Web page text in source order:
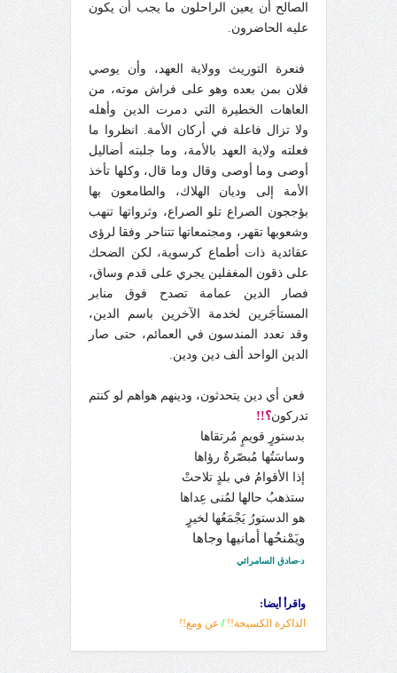
الصالح أن يعين الراحلون ما يجب أن يكون
عليه الحاضرون.
فنعرة التوريث وولاية العهد، وأن يوصي
فلان بمن بعده وهو على فراش موته، من
العاهات الخطيرة التي دمرت الدين وأهله
ولا تزال فاعلة في أركان الأمة. انظروا ما
فعلته ولاية العهد بالأمة، وما جلبته أضاليل
أوصى وما أوصى وقال وما قال، وكلها تأخذ
الأمة إلى وديان الهلاك، والطامعون بها
بؤججون الصراع تلو الصراع، وثرواتها تنهب
وشعوبها تقهر، ومجتمعاتها تتناحر وفقا لرؤى
عقائدية ذات أطماع كرسوية، لكن الضحك
على ذقون المغفلين يجري على قدم وساق،
فصار الدين عمامة تصدح فوق منابر
المستأجَرين لخدمة الآخرين باسم الدين،
وقد تعدد المندسون في العمائم، حتى صار
الدين الواحد ألف دين ودين.
فعن أي دين يتحدثون، ودينهم هواهم لو كنتم
تدركون؟!!
بدستورٍ قويمٍ مُرتقاها
وساسَتُها مُبصّرةٌ رؤاها
إذا الأقوامُ في بلدٍ تلاحتْ
ستذهبُ حالها لمُنى عِداها
هو الدستورُ يَجْمَعُها لخيرٍ
ويَمْنحُها أمانيها وجاها
د-صادق السامرائي
واقرأ أيضا:
الذاكرة الكسيحة!! / عن ومع!!